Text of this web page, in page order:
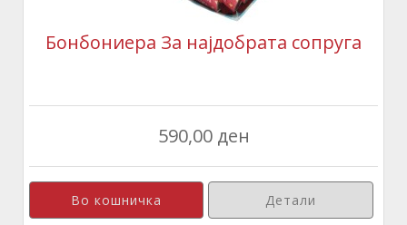
Бонбониера За најдобрата сопруга
590,00 ден
Детали